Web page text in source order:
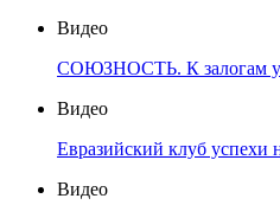
Видео
СОЮЗНОСТЬ. К залогам
Видео
Евразийский клуб успехи
Видео